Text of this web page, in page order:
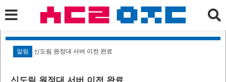
알림 신도림 원정대 서버 이전 완료